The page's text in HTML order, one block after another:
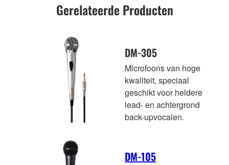
Gerelateerde Producten
DM-305
Microfoons van hoge
kwaliteit, speciaal
geschikt voor heldere
lead- en achtergrond
back-upvocalen.
DM-105